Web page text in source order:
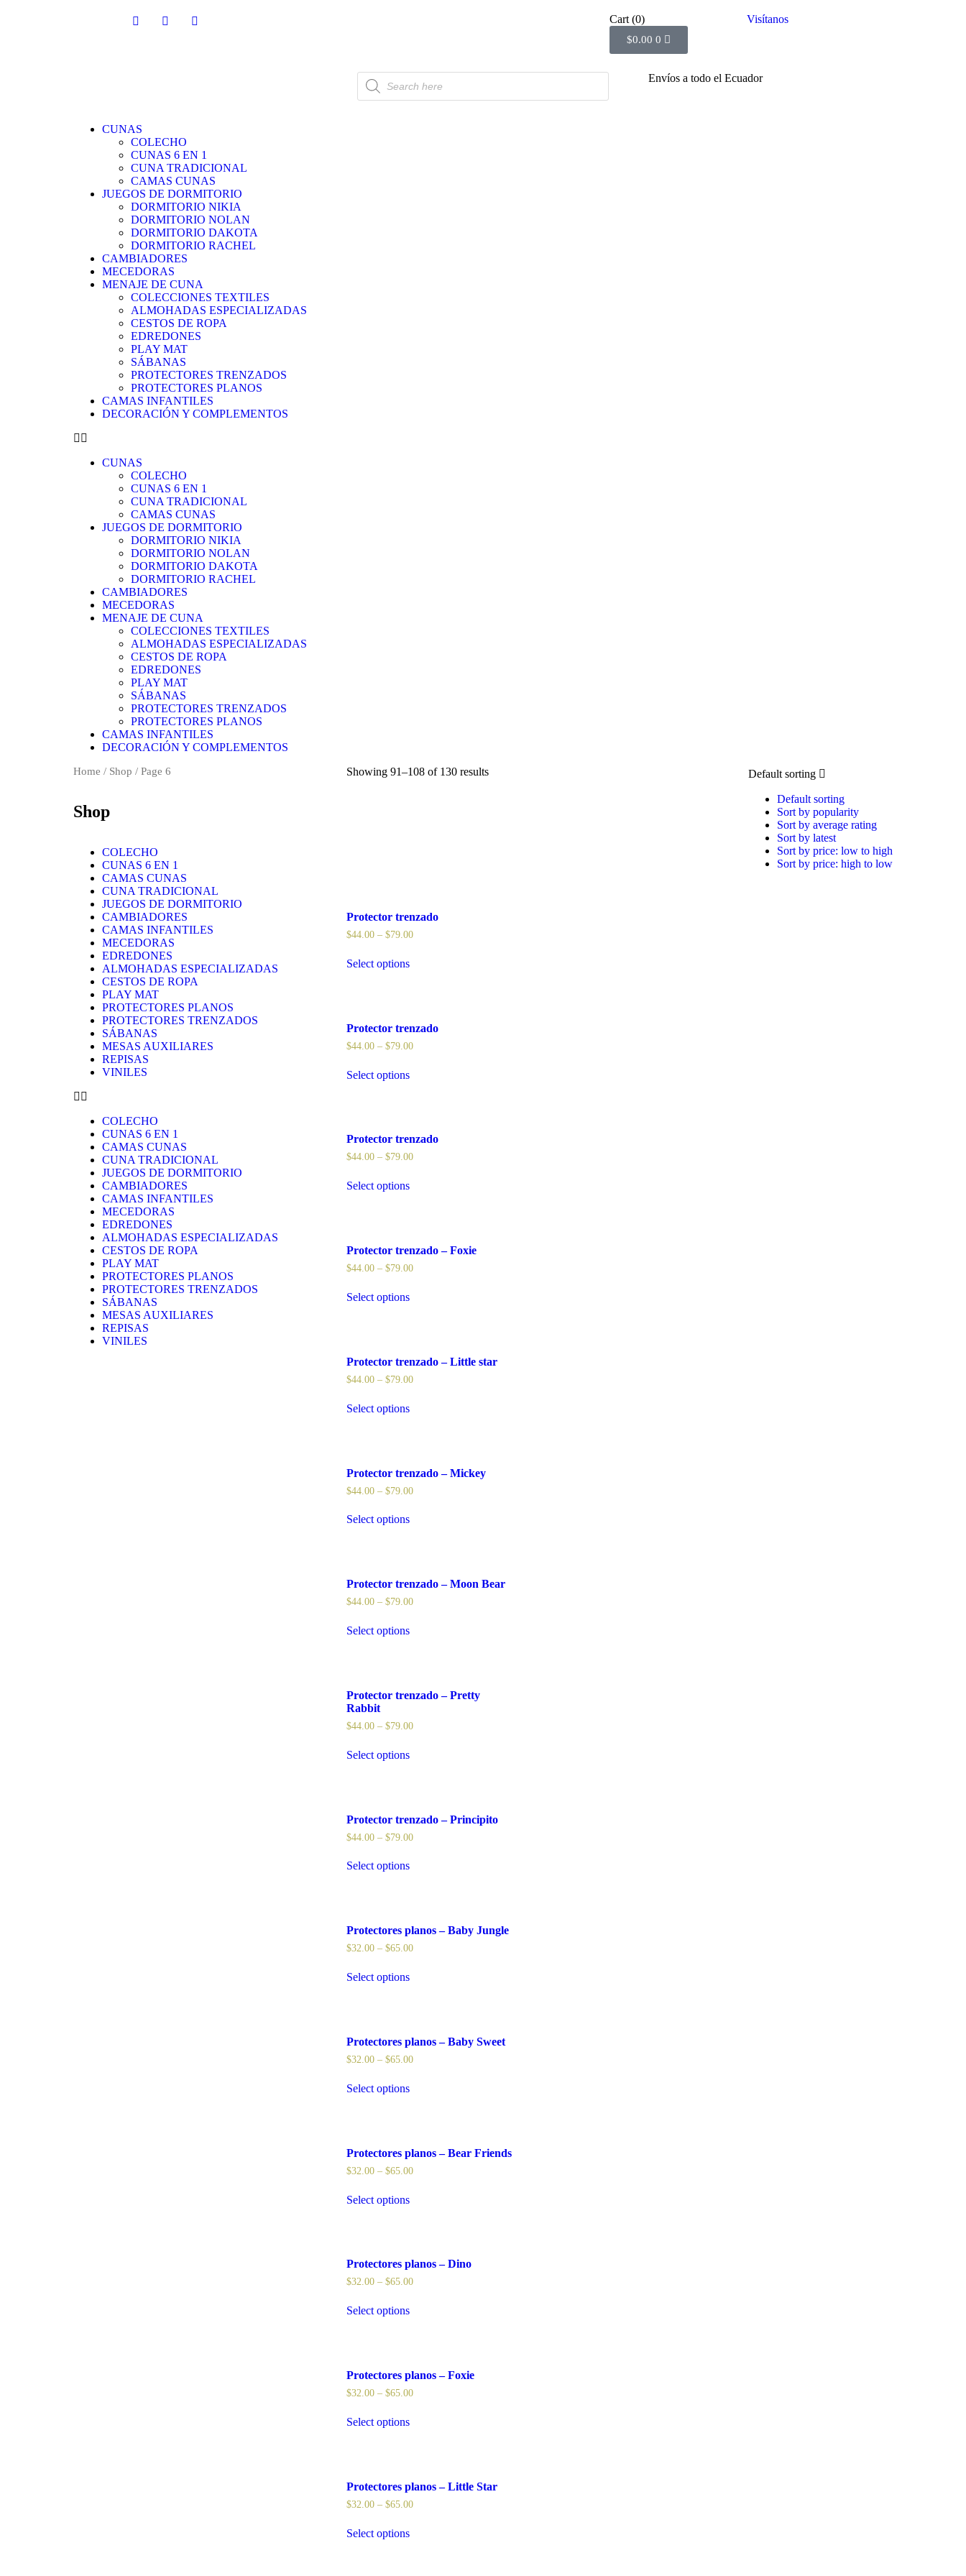
Cart (0)
$0.00 0
Visítanos
Envíos a todo el Ecuador
CUNAS
COLECHO
CUNAS 6 EN 1
CUNA TRADICIONAL
CAMAS CUNAS
JUEGOS DE DORMITORIO
DORMITORIO NIKIA
DORMITORIO NOLAN
DORMITORIO DAKOTA
DORMITORIO RACHEL
CAMBIADORES
MECEDORAS
MENAJE DE CUNA
COLECCIONES TEXTILES
ALMOHADAS ESPECIALIZADAS
CESTOS DE ROPA
EDREDONES
PLAY MAT
SÁBANAS
PROTECTORES TRENZADOS
PROTECTORES PLANOS
CAMAS INFANTILES
DECORACIÓN Y COMPLEMENTOS
CUNAS
COLECHO
CUNAS 6 EN 1
CUNA TRADICIONAL
CAMAS CUNAS
JUEGOS DE DORMITORIO
DORMITORIO NIKIA
DORMITORIO NOLAN
DORMITORIO DAKOTA
DORMITORIO RACHEL
CAMBIADORES
MECEDORAS
MENAJE DE CUNA
COLECCIONES TEXTILES
ALMOHADAS ESPECIALIZADAS
CESTOS DE ROPA
EDREDONES
PLAY MAT
SÁBANAS
PROTECTORES TRENZADOS
PROTECTORES PLANOS
CAMAS INFANTILES
DECORACIÓN Y COMPLEMENTOS
Home / Shop / Page 6
Shop
COLECHO
CUNAS 6 EN 1
CAMAS CUNAS
CUNA TRADICIONAL
JUEGOS DE DORMITORIO
CAMBIADORES
CAMAS INFANTILES
MECEDORAS
EDREDONES
ALMOHADAS ESPECIALIZADAS
CESTOS DE ROPA
PLAY MAT
PROTECTORES PLANOS
PROTECTORES TRENZADOS
SÁBANAS
MESAS AUXILIARES
REPISAS
VINILES
COLECHO
CUNAS 6 EN 1
CAMAS CUNAS
CUNA TRADICIONAL
JUEGOS DE DORMITORIO
CAMBIADORES
CAMAS INFANTILES
MECEDORAS
EDREDONES
ALMOHADAS ESPECIALIZADAS
CESTOS DE ROPA
PLAY MAT
PROTECTORES PLANOS
PROTECTORES TRENZADOS
SÁBANAS
MESAS AUXILIARES
REPISAS
VINILES
Showing 91–108 of 130 results Default sorting
Default sorting
Sort by popularity
Sort by average rating
Sort by latest
Sort by price: low to high
Sort by price: high to low
Protector trenzado
$44.00– $79.00
Select options
Protector trenzado
$44.00– $79.00
Select options
Protector trenzado
$44.00– $79.00
Select options
Protector trenzado – Foxie
$44.00– $79.00
Select options
Protector trenzado – Little star
$44.00– $79.00
Select options
Protector trenzado – Mickey
$44.00– $79.00
Select options
Protector trenzado – Moon Bear
$44.00– $79.00
Select options
Protector trenzado – Pretty
Rabbit
$44.00– $79.00
Select options
Protector trenzado – Principito
$44.00– $79.00
Select options
Protectores planos – Baby Jungle
$32.00– $65.00
Select options
Protectores planos – Baby Sweet
$32.00– $65.00
Select options
Protectores planos – Bear Friends
$32.00– $65.00
Select options
Protectores planos – Dino
$32.00– $65.00
Select options
Protectores planos – Foxie
$32.00– $65.00
Select options
Protectores planos – Little Star
$32.00– $65.00
Select options